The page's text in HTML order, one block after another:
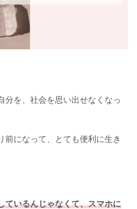
分を、社会を思い出せなくなっ
前になって、とても便利に生き
ているんじゃなくて、スマホに